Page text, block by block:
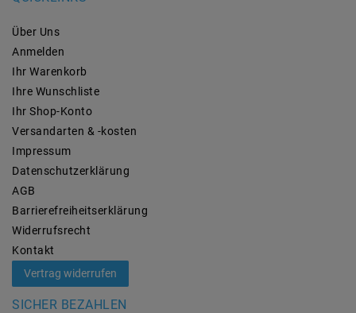
Über Uns
Anmelden
Ihr Warenkorb
Ihre Wunschliste
Ihr Shop-Konto
Versandarten & -kosten
Impressum
Daten­schutz­erklärung
AGB
Barrierefreiheitserklärung
Widerrufs­recht
Kontakt
Vertrag widerrufen
SICHER BEZAHLEN